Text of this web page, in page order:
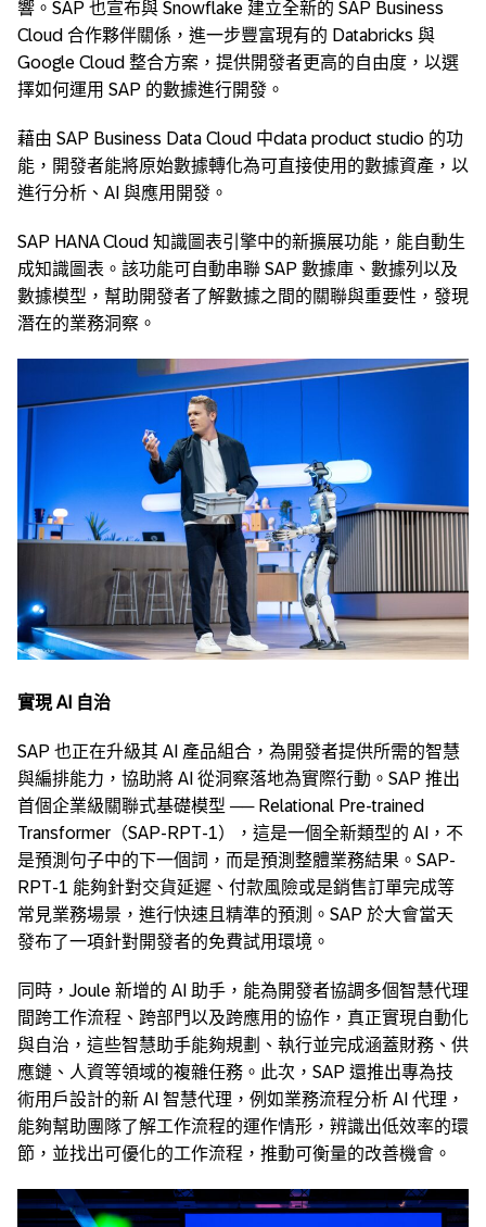
響。SAP 也宣布與 Snowflake 建立全新的 SAP Business
Cloud 合作夥伴關係，進一步豐富現有的 Databricks 與
Google Cloud 整合方案，提供開發者更高的自由度，以選
擇如何運用 SAP 的數據進行開發。
藉由 SAP Business Data Cloud 中data product studio 的功
能，開發者能將原始數據轉化為可直接使用的數據資產，以
進行分析、AI 與應用開發。
SAP HANA Cloud 知識圖表引擎中的新擴展功能，能自動生
成知識圖表。該功能可自動串聯 SAP 數據庫、數據列以及
數據模型，幫助開發者了解數據之間的關聯與重要性，發現
潛在的業務洞察。
實現AI 自治
SAP 也正在升級其 AI 產品組合，為開發者提供所需的智慧
與編排能力，協助將 AI 從洞察落地為實際行動。SAP 推出
首個企業級關聯式基礎模型 ── Relational Pre-trained
Transformer（SAP-RPT-1），這是一個全新類型的 AI，不
是預測句子中的下一個詞，而是預測整體業務結果。SAP-
RPT-1 能夠針對交貨延遲、付款風險或是銷售訂單完成等
常見業務場景，進行快速且精準的預測。SAP 於大會當天
發布了一項針對開發者的免費試用環境。
同時，Joule 新增的 AI 助手，能為開發者協調多個智慧代理
間跨工作流程、跨部門以及跨應用的協作，真正實現自動化
與自治，這些智慧助手能夠規劃、執行並完成涵蓋財務、供
應鏈、人資等領域的複雜任務。此次，SAP 還推出專為技
術用戶設計的新 AI 智慧代理，例如業務流程分析 AI 代理，
能夠幫助團隊了解工作流程的運作情形，辨識出低效率的環
節，並找出可優化的工作流程，推動可衡量的改善機會。